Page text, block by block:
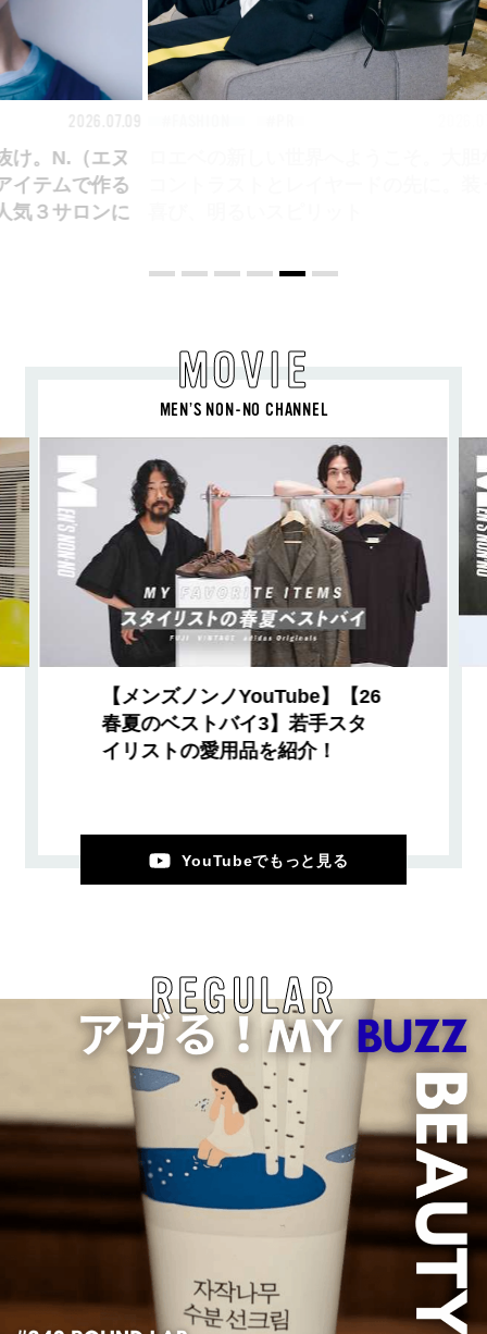
FASHION
ロエベの新しい世界へようこそ。大胆な
コントラストとレイヤードの先に。装う
喜び、明るいスピリット
MOVIE
MEN’S NON-NO CHANNEL
【メンズノンノYouTube】【26
春夏のベストバイ3】若手スタ
イリストの愛用品を紹介！
YouTubeでもっと見る
REGULAR